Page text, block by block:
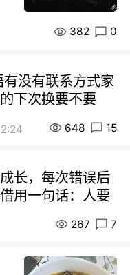
382 0
没有联系方式家
下次换要不要
648 15
长，每次错误后
用一句话：人要
267 7